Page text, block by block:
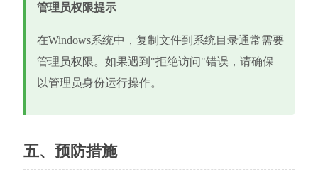
管理员权限提示
在Windows系统中，复制文件到系统目录通常需要
管理员权限。如果遇到"拒绝访问"错误，请确保
以管理员身份运行操作。
五、预防措施